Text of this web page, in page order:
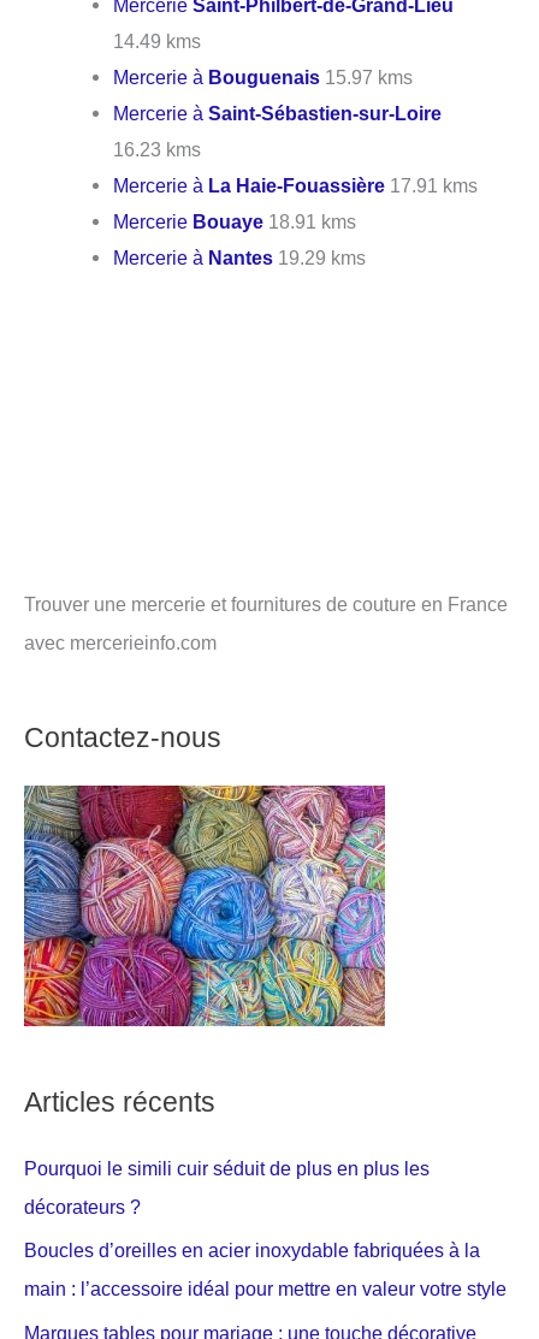
MercerieSaint-Philbert-de-Grand-Lieu
14.49 kms
Mercerie à Bouguenais 15.97 kms
Mercerie àSaint-Sébastien-sur-Loire
16.23 kms
Mercerie à La Haie-Fouassière 17.91 kms
Mercerie Bouaye 18.91 kms
Mercerie à Nantes 19.29 kms
Trouver une mercerie et fournitures de couture en France
avec mercerieinfo.com
Contactez-nous
Articles récents
Pourquoi le simili cuir séduit de plus en plus les
décorateurs ?
Boucles d’oreilles en acier inoxydable fabriquées à la
main : l’accessoire idéal pour mettre en valeur votre style
Marques tables pour mariage : une touche décorative